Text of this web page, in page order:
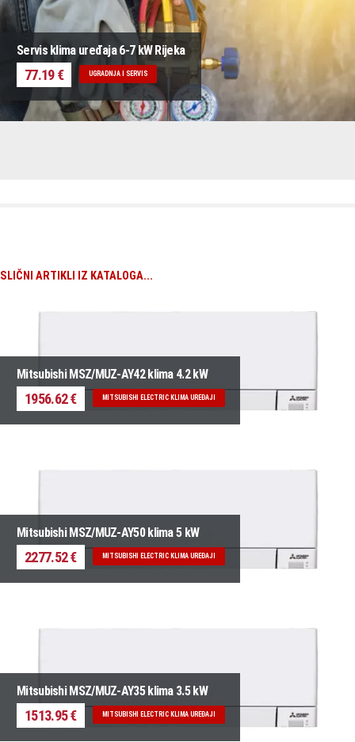
Servis klima uređaja 6-7 kW Rijeka
77.19 € UGRADNJA I SERVIS
SLIČNI ARTIKLI IZ KATALOGA...
Mitsubishi MSZ/MUZ-AY42 klima 4.2 kW
1956.62 € MITSUBISHI ELECTRIC KLIMA UREĐAJI
Mitsubishi MSZ/MUZ-AY50 klima 5 kW
2277.52 € MITSUBISHI ELECTRIC KLIMA UREĐAJI
Mitsubishi MSZ/MUZ-AY35 klima 3.5 kW
1513.95 € MITSUBISHI ELECTRIC KLIMA UREĐAJI